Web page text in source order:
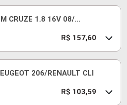
CRUZE 1.8 16V 08/...
R$ 157,60
206/RENAULT CLI
R$ 103,59